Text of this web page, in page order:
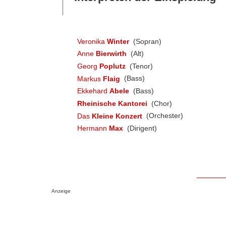
Veronika Winter (Sopran)
Anne Bierwirth
(Alt)
Georg Poplutz (Tenor)
Markus Flaig
(Bass)
Ekkehard Abele (Bass)
Rheinische Kantorei
(Chor)
Das Kleine Konzert (Orchester)
Hermann Max (Dirigent)
Anzeige